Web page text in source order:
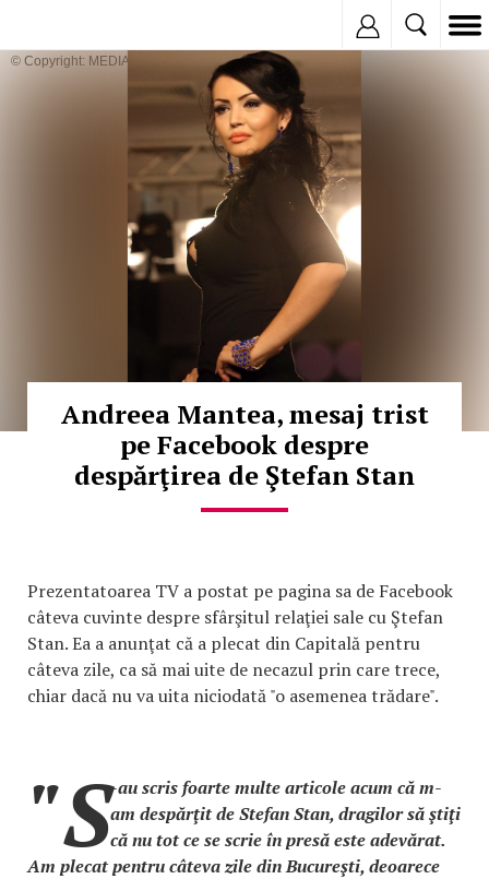
© Copyright: MEDIAFAX
Andreea Mantea, mesaj trist
pe Facebook despre
despărţirea de Ştefan Stan
Prezentatoarea TV a postat pe pagina sa de Facebook
câteva cuvinte despre sfârşitul relaţiei sale cu Ştefan
Stan. Ea a anunţat că a plecat din Capitală pentru
câteva zile, ca să mai uite de necazul prin care trece,
chiar dacă nu va uita niciodată "o asemenea trădare".
"S-au scris foarte multe articole acum că m-
am despărţit de Stefan Stan, dragilor să ştiţi
că nu tot ce se scrie în presă este adevărat.
Am plecat pentru câteva zile din Bucureşti, deoarece